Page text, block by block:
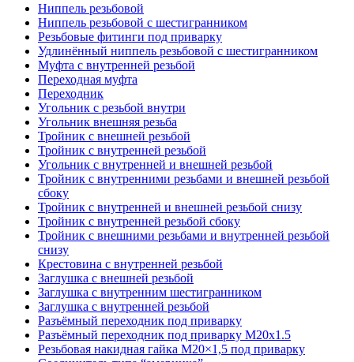
Ниппель резьбовой
Ниппель резьбовой с шестигранником
Резьбовые фитинги под приварку
Удлинённый ниппель резьбовой с шестигранником
Муфта с внутренней резьбой
Переходная муфта
Переходник
Угольник с резьбой внутри
Угольник внешняя резьба
Тройник с внешней резьбой
Тройник с внутренней резьбой
Угольник с внутренней и внешней резьбой
Тройник с внутренними резьбами и внешней резьбой
сбоку
Тройник с внутренней и внешней резьбой снизу
Тройник с внутренней резьбой сбоку
Тройник с внешними резьбами и внутренней резьбой
снизу
Крестовина с внутренней резьбой
Заглушка с внешней резьбой
Заглушка с внутренним шестигранником
Заглушка с внутренней резьбой
Разъёмный переходник под приварку
Разъёмный переходник под приварку М20х1.5
Резьбовая накидная гайка M20×1,5 под приварку